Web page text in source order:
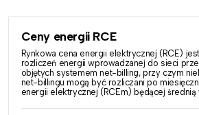
Ceny energii RCE
Rynkowa cena energii elektrycznej (RCE)
rozliczeń energii wprowadzanej do sieci
objętych systemem net-billing, przy czym
net-billingu mogą być rozliczani po
energii elektrycznej (RCEm) będącej średnią